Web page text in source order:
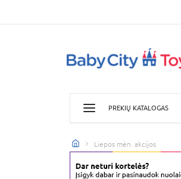
PREKIŲ KATALOGAS
Liepos mėn. akcijos